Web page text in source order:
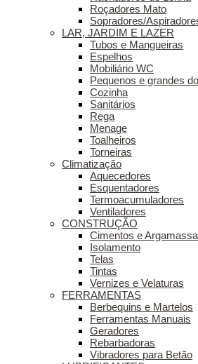
Roçadores Mato
Sopradores/
LAR, JARDIM E LAZER
Tubos e Mangueiras
Espelhos
Mobiliário WC
Pequenos e grandes
Cozinha
Sanitários
Rega
Menage
Toalheiros
Torneiras
Climatização
Aquecedores
Esquentadores
Termoacumuladores
Ventiladores
CONSTRUÇÃO
Cimentos e
Isolamento
Telas
Tintas
Vernizes e Velaturas
FERRAMENTAS
Berbequins e Martelos
Ferramentas Manuais
Geradores
Rebarbadoras
Vibradores para Betão